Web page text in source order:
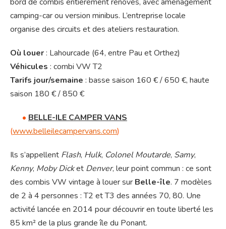
camping-car ou version minibus. L’entreprise locale
organise des circuits et des ateliers restauration.
Où louer: Lahourcade (64, entre Pau et Orthez)
Véhicules : combi VW T2
Tarifs jour/semaine : basse saison 160 € / 650 €, haute
saison 180 € / 850 €
• BELLE-ILE CAMPER VANS
(www.belleilecampervans.com)
Ils s’appellent Flash, Hulk, Colonel Moutarde, Samy,
Kenny, Moby Dicket Denver, leur point commun : ce sont
des combis VW vintage à louer sur Belle-île. 7 modèles
de 2 à 4 personnes : T2 et T3 des années 70, 80. Une
activité lancée en 2014 pour découvrir en toute liberté les
85 km² de la plus grande île du Ponant.